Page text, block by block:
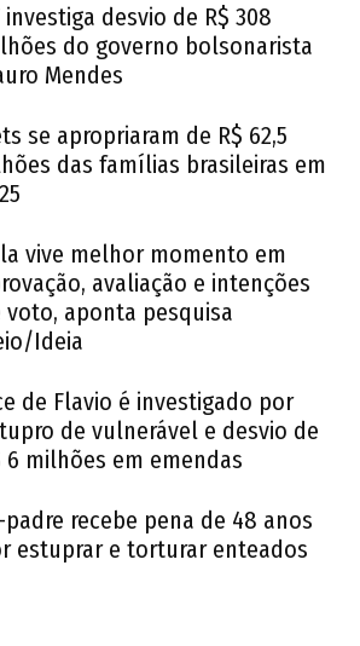
investiga desvio de R$ 308
do governo bolsonarista
Mendes
se apropriaram de R$ 62,5
das famílias brasileiras em
vive melhor momento em
avaliação e intenções
voto, aponta pesquisa
Ideia
de Flavio é investigado por
de vulnerável e desvio de
6 milhões em emendas
padre recebe pena de 48 anos
estuprar e torturar enteados